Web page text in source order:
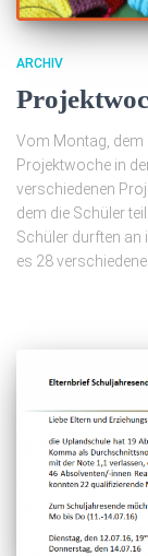
ARCHIV
Vom Montag, dem
Projektwoche in
verschiedenen
dem die Schüler
Schüler durften an
es 28 verschiedene